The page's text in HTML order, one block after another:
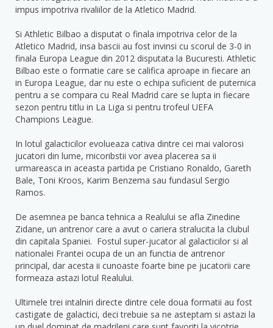
impus impotriva rivaliilor de la Atletico Madrid.
Si Athletic Bilbao a disputat o finala impotriva celor de la
Atletico Madrid, insa bascii au fost invinsi cu scorul de 3-0 in
finala Europa League din 2012 disputata la Bucuresti. Athletic
Bilbao este o formatie care se califica aproape in fiecare an
in Europa League, dar nu este o echipa suficient de puternica
pentru a se compara cu Real Madrid care se lupta in fiecare
sezon pentru titlu in La Liga si pentru trofeul UEFA
Champions League.
In lotul galacticilor evolueaza cativa dintre cei mai valorosi
jucatori din lume, micoribstii vor avea placerea sa ii
urmareasca in aceasta partida pe Cristiano Ronaldo, Gareth
Bale, Toni Kroos, Karim Benzema sau fundasul Sergio
Ramos.
De asemnea pe banca tehnica a Realului se afla Zinedine
Zidane, un antrenor care a avut o cariera stralucita la clubul
din capitala Spaniei. Fostul super-jucator al galacticilor si al
nationalei Frantei ocupa de un an functia de antrenor
principal, dar acesta ii cunoaste foarte bine pe jucatorii care
formeaza astazi lotul Realului.
Ultimele trei intalniri directe dintre cele doua formatii au fost
castigate de galactici, deci trebuie sa ne asteptam si astazi la